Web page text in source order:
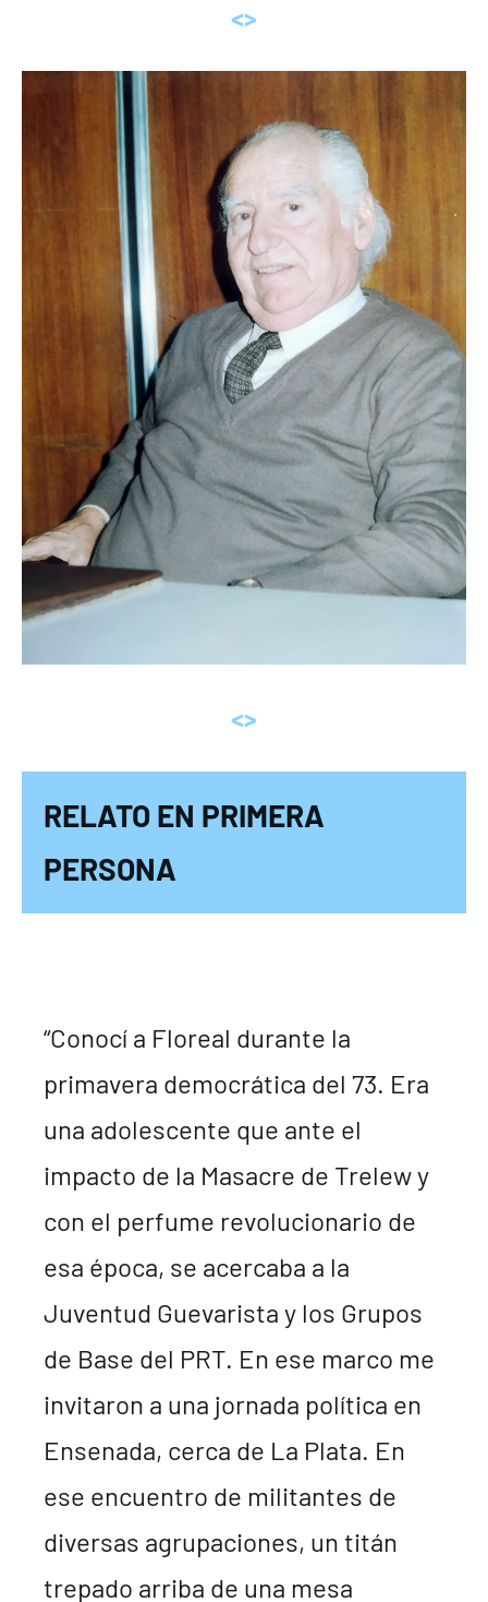
<>
<>
RELATO EN PRIMERA
PERSONA
“Conocí a Floreal durante la
primavera democrática del 73. Era
una adolescente que ante el
impacto de la Masacre de Trelew y
con el perfume revolucionario de
esa época, se acercaba a la
Juventud Guevarista y los Grupos
de Base del PRT. En ese marco me
invitaron a una jornada política en
Ensenada, cerca de La Plata. En
ese encuentro de militantes de
diversas agrupaciones, un titán
trepado arriba de una mesa